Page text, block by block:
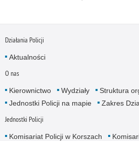
Działania Policji
Aktualności
O nas
Kierownictwo Wydziały
Struktura
Jednostki Policji na mapie
Zakres
Jednostki Policji
Komisariat Policji w Korszach